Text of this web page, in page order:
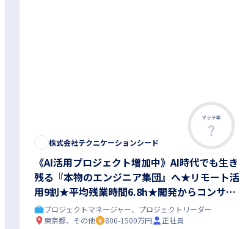
マッチ率
株式会社テクニケーションシード
《AI活用プロジェクト増加中》AI時代でも生き
残る『本物のエンジニア集団』へ★リモート活
用9割★平均残業時間6.8h★開発からコンサル
領域まで、一気通貫でキャリアを作りたいあな
たにオススメの環境です！
プロジェクトマネージャー、プロジェクトリーダー
東京都、その他
800-1500万円
正社員